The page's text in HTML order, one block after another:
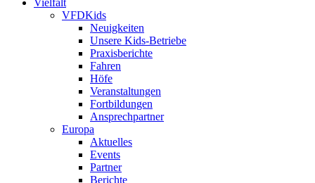
Vielfalt
VFDKids
Neuigkeiten
Unsere Kids-Betriebe
Praxisberichte
Fahren
Höfe
Veranstaltungen
Fortbildungen
Ansprechpartner
Europa
Aktuelles
Events
Partner
Berichte